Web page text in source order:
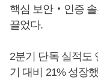
핵심 보안‧인증 솔
끌었다.
2분기 단독 실적도
기 대비 21% 성장